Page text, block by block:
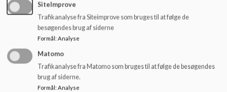
Center Afdelingen
Et godt skoleliv Vores børn - Vores skole
Læs mere
SiteImprove
Trafikanalyse fra Siteimprove som bruges til at følge de
besøgendes brug af siderne
Formål : Analyse
Matomo
Trafikanalyse fra Matomo som bruges til at følge de besøgendes
brug af siderne.
Formål: Analyse